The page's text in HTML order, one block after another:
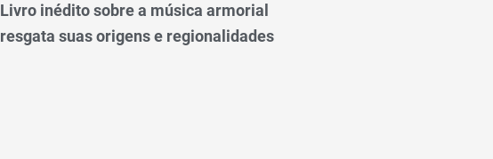
Livro inédito sobre a música armorial
resgata suas origens e regionalidades